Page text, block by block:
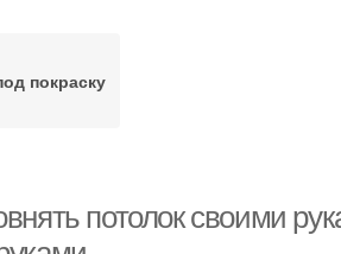
покраску
потолок своими